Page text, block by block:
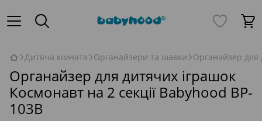
Дитяча кімната Органайзери та шавки Органайзер для
Органайзер для дитячих іграшок
Космонавт на 2 секції Babyhood BP-
103В